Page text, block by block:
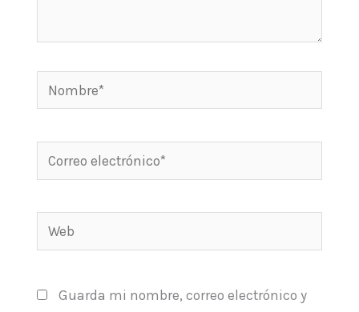
Nombre*
Correo
electrónico*
Web
Guarda mi nombre, correo electrónico y